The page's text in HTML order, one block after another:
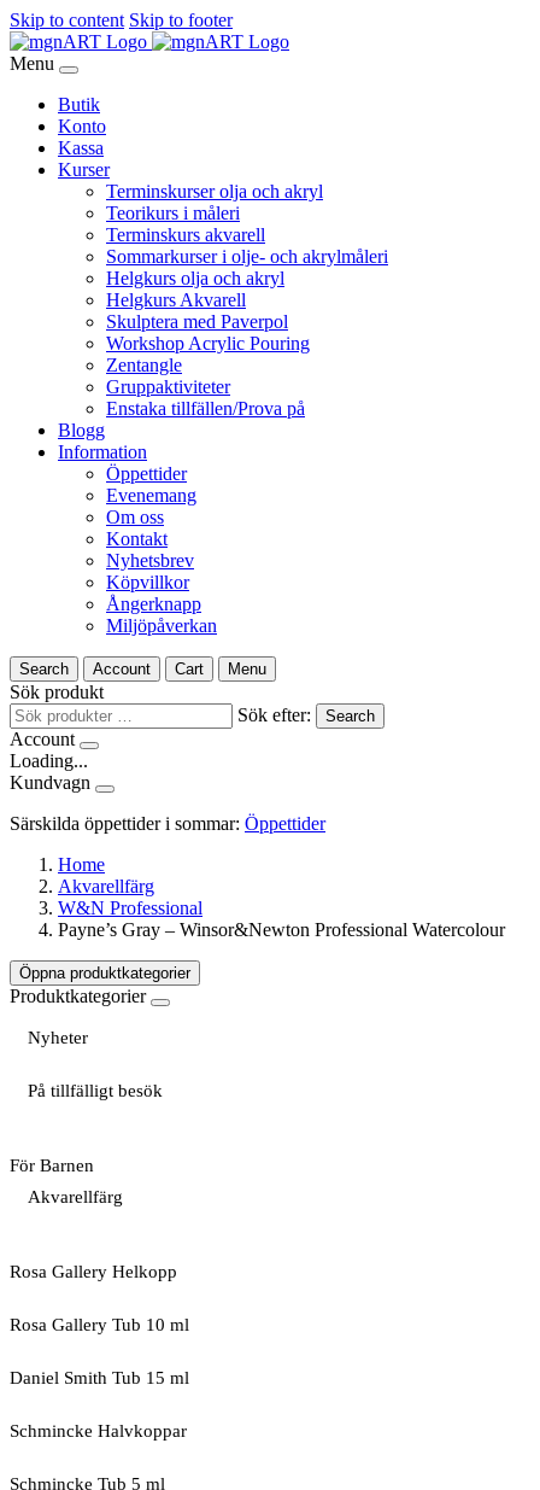
Skip to content Skip to footer
Menu
Butik
Konto
Kassa
Kurser
Terminskurser olja och akryl
Teorikurs i måleri
Terminskurs akvarell
Sommarkurser i olje- och akrylmåleri
Helgkurs olja och akryl
Helgkurs Akvarell
Skulptera med Paverpol
Workshop Acrylic Pouring
Zentangle
Gruppaktiviteter
Enstaka tillfällen/Prova på
Blogg
Information
Öppettider
Evenemang
Om oss
Kontakt
Nyhetsbrev
Köpvillkor
Ångerknapp
Miljöpåverkan
Search Account Cart Menu
Sök produkt
Sök efter:
Search
Account
Loading...
Kundvagn
Särskilda öppettider i sommar: Öppettider
Home
Akvarellfärg
W&N Professional
Payne’s Gray – Winsor&Newton Professional Watercolour
Öppna produktkategorier
Produktkategorier
Nyheter
På tillfälligt besök
För Barnen
Akvarellfärg
Rosa Gallery Helkopp
Rosa Gallery Tub 10 ml
Daniel Smith Tub 15 ml
Schmincke Halvkoppar
Schmincke Tub 5 ml